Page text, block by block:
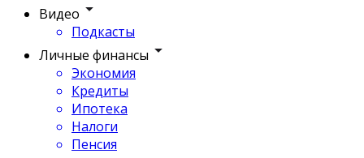
Видео
Подкасты
Личные финансы
Экономия
Кредиты
Ипотека
Налоги
Пенсия